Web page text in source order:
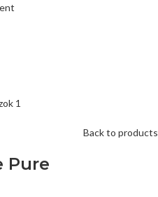
Back to products
Pure